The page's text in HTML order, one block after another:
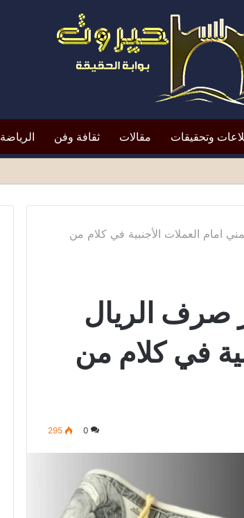
وتحقيقات مقالات ثقافة وفن الرياضة
امام العملات الأجنبية في كلام من
صرف الريال
في كلام من
0
295